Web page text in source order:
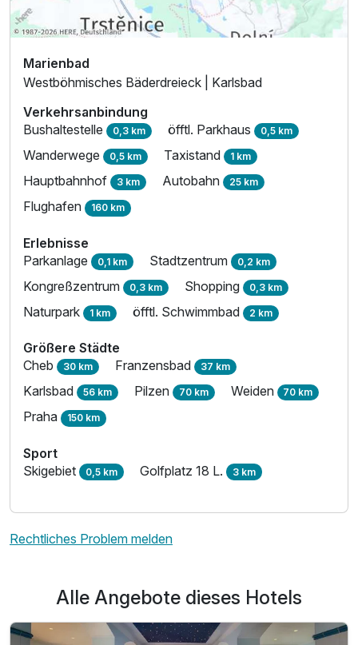
Ausstattung
Für 4 Tage p.P. ab 336,00 €
Einzelzimmer Superior
1 Erwachsenen
Marienbad
Westböhmisches Bäderdreieck | Karlsbad
Verkehrsanbindung
Bushaltestelle 0,3 km öfftl. Parkhaus 0,5 km
Wanderwege 0,5 km Taxistand 1 km
Hauptbahnhof 3 km Autobahn 25 km
Flughafen 160 km
Erlebnisse
Parkanlage 0,1 km Stadtzentrum 0,2 km
Kongreßzentrum 0,3 km Shopping 0,3 km
Naturpark 1 km öfftl. Schwimmbad 2 km
Größere Städte
Cheb 30 km Franzensbad 37 km
Karlsbad 56 km Pilzen 70 km Weiden 70 km
Praha 150 km
Sport
Skigebiet 0,5 km Golfplatz 18 L. 3 km
Rechtliches Problem melden
Alle Angebote dieses Hotels